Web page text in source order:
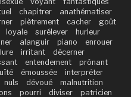
chapitrer
anathématiser
piètrement cacher
goût
loyale surélever
hurleur
alanguir piano
enrouer
irritant
décerner
entendement
prônant
émoussée
interpréter
nuls dévoué
malnutrition
pourri diviser
patricien